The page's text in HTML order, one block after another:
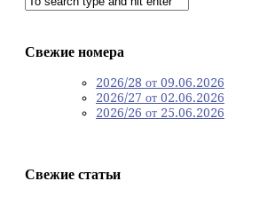
Свежие номера
2026/28 от 09.06.2026
2026/27 от 02.06.2026
2026/26 от 25.06.2026
Свежие статьи